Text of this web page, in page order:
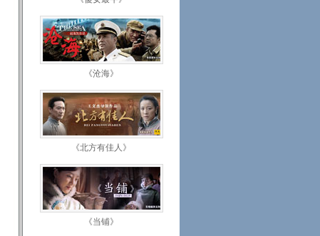
《沧海》
《北方有佳人》
《当铺》